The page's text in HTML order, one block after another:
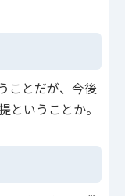
ことだが、今後
ということか。